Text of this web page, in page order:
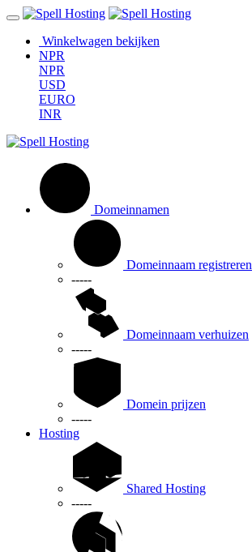
Winkelwagen bekijken
NPR
NPR
USD
EURO
INR
Domeinnamen
Domeinnaam registreren
-----
Domeinnaam verhuizen
-----
Domein prijzen
-----
Hosting
Shared Hosting
-----